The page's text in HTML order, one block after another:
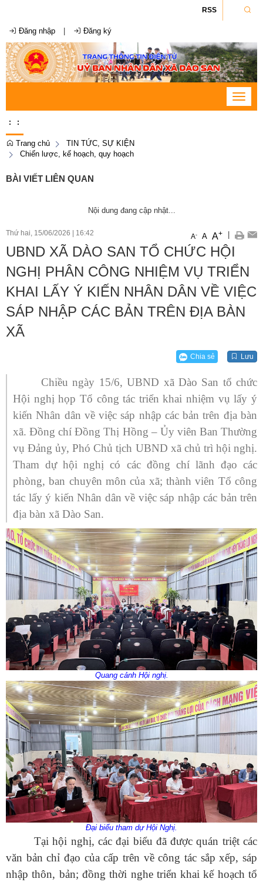
RSS
Đăng nhập Đăng ký
Toggle
: :
Trang chủ
TIN TỨC, SỰ KIỆN
Chiến lược, kế hoạch, quy hoạch
BÀI VIẾT LIÊN QUAN
Nội dung đang cập nhật...
Thứ hai, 15/06/2026 16:42 A- A A+
UBND XÃ DÀO SAN TỔ CHỨC HỘI
NGHỊ PHÂN CÔNG NHIỆM VỤ TRIỂN
KHAI LẤY Ý KIẾN NHÂN DÂN VỀ VIỆC
SÁP NHẬP CÁC BẢN TRÊN ĐỊA BÀN
XÃ
Chia sẻ Lưu
Chiều ngày 15/6, UBND xã Dào San tổ chức
Hội nghị họp Tổ công tác triển khai nhiệm vụ lấy ý
kiến Nhân dân về việc sáp nhập các bản trên địa bàn
xã. Đồng chí Đồng Thị Hồng – Ủy viên Ban Thường
vụ Đảng ủy, Phó Chủ tịch UBND xã chủ trì hội nghị.
Tham dự hội nghị có các đồng chí lãnh đạo các
phòng, ban chuyên môn của xã; thành viên Tổ công
tác lấy ý kiến Nhân dân về việc sáp nhập các bản trên
địa bàn xã Dào San.
Quang cảnh Hội nghị.
Đại biểu tham dự Hội Nghị.
Tại hội nghị, các đại biểu đã được quán triệt các
văn bản chỉ đạo của cấp trên về công tác sắp xếp, sáp
nhập thôn, bản; đồng thời nghe triển khai kế hoạch tổ